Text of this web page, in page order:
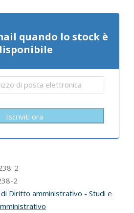
quando lo stock è
Iscriviti ora
2
2
Diritto amministrativo - Studi e